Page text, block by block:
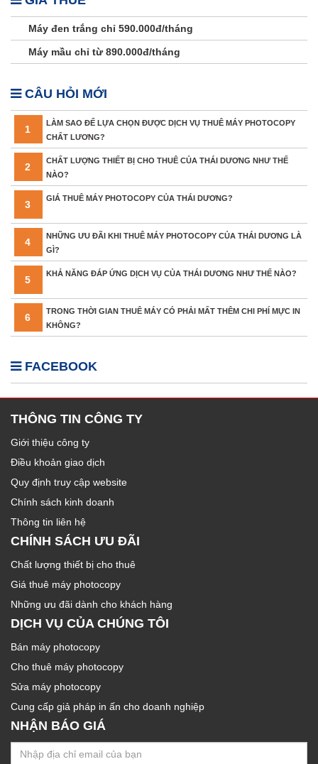
Máy đen trắng chỉ 590.000đ/tháng
Máy mầu chỉ từ 890.000đ/tháng
CÂU HỎI MỚI
1
LÀM SAO ĐỂ LỰA CHỌN ĐƯỢC DỊCH VỤ THUÊ MÁY PHOTOCOPY
CHẤT LƯƠNG?
2
CHẤT LƯỢNG THIẾT BỊ CHO THUÊ CỦA THÁI DƯƠNG NHƯ THẾ
NÀO?
3
GIÁ THUÊ MÁY PHOTOCOPY CỦA THÁI DƯƠNG?
4
NHỮNG ƯU ĐÃI KHI THUÊ MÁY PHOTOCOPY CỦA THÁI DƯƠNG LÀ
GÌ?
5
KHẢ NĂNG ĐÁP ỨNG DỊCH VỤ CỦA THÁI DƯƠNG NHƯ THẾ NÀO?
6
TRONG THỜI GIAN THUÊ MÁY CÓ PHẢI MẤT THÊM CHI PHÍ MỰC IN
KHÔNG?
FACEBOOK
THÔNG TIN CÔNG TY
Giới thiệu công ty
Điều khoản giao dịch
Quy định truy cập website
Chính sách kinh doanh
Thông tin liên hệ
CHÍNH SÁCH ƯU ĐÃI
Chất lượng thiết bị cho thuê
Giá thuê máy photocopy
Những ưu đãi dành cho khách hàng
DỊCH VỤ CỦA CHÚNG TÔI
Bán máy photocopy
Cho thuê máy photocopy
Sửa máy photocopy
Cung cấp giả pháp in ấn cho doanh nghiệp
NHẬN BÁO GIÁ